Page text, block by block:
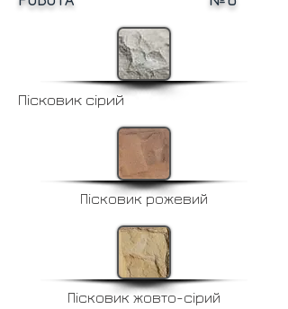
Пісковик сірий
Пісковик рожевий
Пісковик жовто-сірий